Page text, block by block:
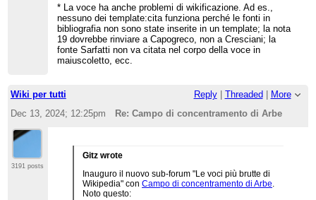
* La voce ha anche problemi di wikificazione. Ad es.,
nessuno dei template:cita funziona perché le fonti in
bibliografia non sono state inserite in un template; la nota
19 dovrebbe rinviare a Capogreco, non a Cresciani; la
fonte Sarfatti non va citata nel corpo della voce in
maiuscoletto, ecc.
Wiki per tutti Reply| Threaded
More
Dec 13, 2024; 12:25pm
Re: Campo di concentramento di Arbe
3191 posts
Gitz wrote
Inauguro il nuovo sub-forum "Le voci più brutte di
Wikipedia" conCampo di concentramento di Arbe.
Noto questo: